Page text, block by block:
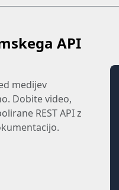
API
medijev
Dobite video,
REST API z